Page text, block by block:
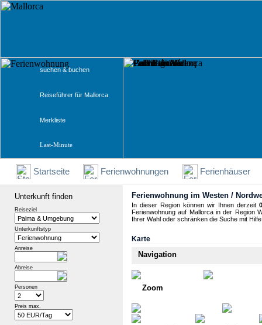
Startseite Ferienwohnungen Ferienhäuser
suchen & buchen
Reiseführer für Mallorca
Ferienwohnung im Westen /
In dieser Region können wir Ihnen derzeit
Ferienwohnung auf Mallorca in der Region
Ihrer Wahl oder schränken die Suche mit
Karte
Navigation
Zoom
Merkliste
Last-Minute
Unterkunft finden
Reiseziel
Unterkunftstyp
Anreise
Abreise
Personen
Preis max.